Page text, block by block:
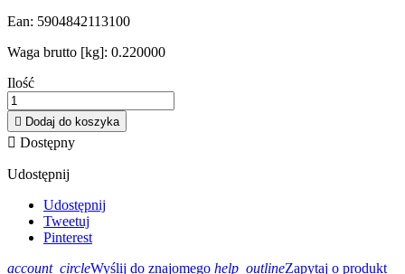
Ean: 5904842113100
Waga brutto [kg]: 0.220000
Ilość
 Dodaj do koszyka
 Dostępny
Udostępnij
Udostępnij
Tweetuj
Pinterest
account_circleWyślij do znajomego help_outlineZapytaj o produkt